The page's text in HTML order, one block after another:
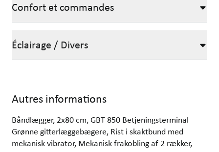
Confort et commandes
Éclairage / Divers
Autres informations
Båndlægger, 2x80 cm, GBT 850 Betjeningsterminal
Grønne gitterlæggebægere, Rist i skaktbund med
mekanisk vibrator, Mekanisk frakobling af 2 rækker,